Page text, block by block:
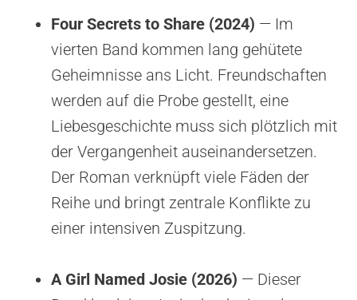
Four Secrets to Share (2024) — Im
vierten Band kommen lang gehütete
Geheimnisse ans Licht. Freundschaften
werden auf die Probe gestellt, eine
Liebesgeschichte muss sich plötzlich mit
der Vergangenheit auseinandersetzen.
Der Roman verknüpft viele Fäden der
Reihe und bringt zentrale Konflikte zu
einer intensiven Zuspitzung.
A Girl Named Josie (2026) — Dieser